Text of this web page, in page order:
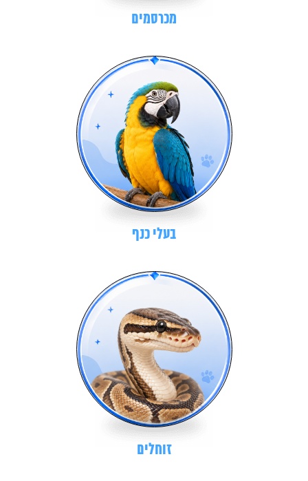
מכרסמים
בעלי כנף
זוחלים